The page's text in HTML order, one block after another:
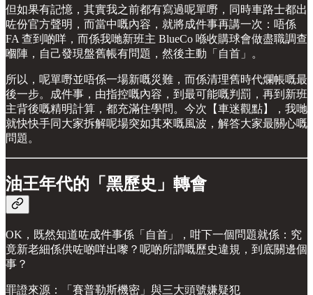
但如果有記憶，其實我之前都有寫過呢單嘢，同時車路士都出
咗份官方聲明，而當中嘅內容，就將成件事再講一次：唔係
FA 查到啲咩，而係我哋新班主 BlueCo 喺收購球會做盡職調查
嗰陣，自己發現盤舊帳有問題，然後主動「自首」。
所以，呢單嘢並唔係一場新嘅災難，而係清理舊時代爛帳嘅最
後一步。成件事，由指控嘅內容，到最可能嘅判罰，再到新班
主背後嘅精明計算，都充滿住學問。今次【車迷觀點】，我哋
就快快手同大家拆解呢場突如其來嘅風波，解答大家最關心嘅
問題。
油王年代的「黑歷史」轉會
OK，既然知道咗成件事係「自首」，咁下一個問題就係：究
竟新老細係供咗啲咩出嚟？呢啲所謂嘅歷史違規，到底關邊個
事？
罪證來源：「賽普勒斯機密」與三大頭號嫌疑犯